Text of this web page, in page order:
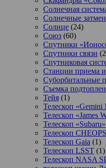
Солнечная
Солнечные
Солнце (24)
Союз (60)
Спутники
Спутники связи
Спутниковая
Станции приема
Суборбитальные
Съемка
Тейя (1)
Телескоп «Gemini
Телескоп «James
Телескоп «Subaru»
Телескоп CHEOPS
Телескоп Gaia (1)
Телескоп LSST (1)
Телескоп NASA